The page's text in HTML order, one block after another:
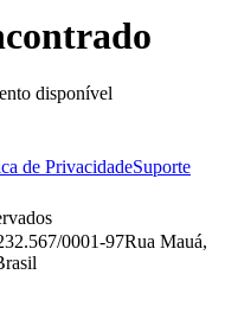
disponível
de PrivacidadeSuporte
0001-97Rua Mauá,